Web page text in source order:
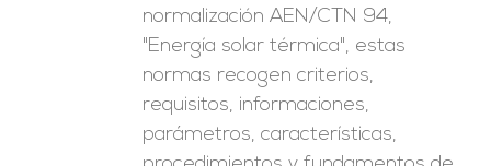
normalización AEN/CTN 94,
"Energía solar térmica", estas
normas recogen criterios,
requisitos, informaciones,
parámetros, características,